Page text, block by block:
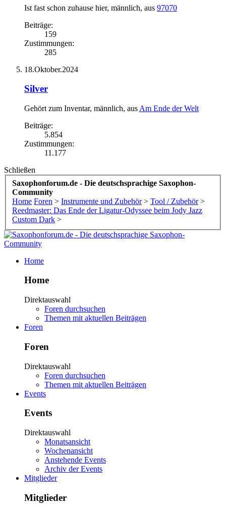
Ist fast schon zuhause hier, männlich, aus 97070
Beiträge:
159
Zustimmungen:
285
18.Oktober.2024
Silver
Gehört zum Inventar, männlich, aus Am Ende der Welt
Beiträge:
5.854
Zustimmungen:
11.177
Schließen
Saxophonforum.de - Die deutschsprachige Saxophon-
Community
Home Foren > Instrumente und Zubehör > Tool / Zubehör >
Reedmaster: Das Ende der Ligatur-Odyssee beim Jody Jazz
Custom Dark >
Home
Home
Direktauswahl
Foren durchsuchen
Themen mit aktuellen Beiträgen
Foren
Foren
Direktauswahl
Foren durchsuchen
Themen mit aktuellen Beiträgen
Events
Events
Direktauswahl
Monatsansicht
Wochenansicht
Anstehende Events
Archiv der Events
Mitglieder
Mitglieder